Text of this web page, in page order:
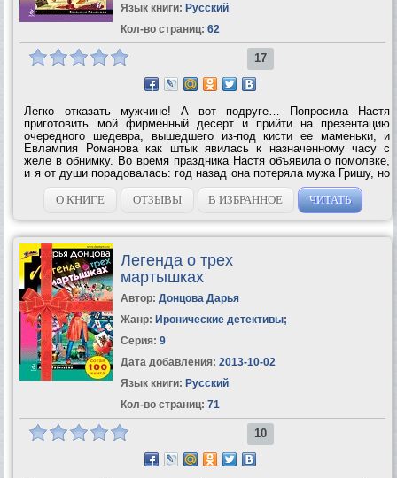
Язык книги: Русский
Кол-во страниц: 62
17
Легко отказать мужчине! А вот подруге… Попросила Настя
приготовить мой фирменный десерт и прийти на презентацию
очередного шедевра, вышедшего из-под кисти ее маменьки, и
Евлампия Романова как штык явилась к назначенному часу с
желе в обнимку. Во время праздника Настя объявила о помолвке,
и я от души порадовалась: год назад она потеряла мужа Гришу, но
нашла в себе силы жить дальше и даже встретила нового
суженого… Однако что это за...
О КНИГЕ ОТЗЫВЫ В ИЗБРАННОЕ ЧИТАТЬ
Легенда о трех
мартышках
Автор: Донцова Дарья
Жанр: Иронические детективы;
Серия: 9
Дата добавления: 2013-10-02
Язык книги: Русский
Кол-во страниц: 71
10